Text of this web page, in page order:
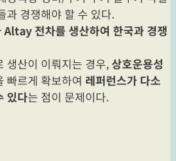
과 경쟁해야 할 수 있다.
전차를 생산하여 한국과 경쟁
생산이 이뤄지는 경우,상호운용성
빠르게 확보하여 레퍼런스가 다소
있다는 점이 문제이다.